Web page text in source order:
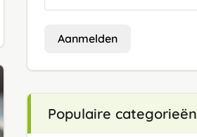
Aanmelden
Populaire categorieën